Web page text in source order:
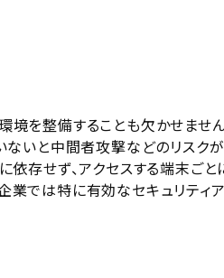
を整備することも欠かせません
ないと中間者攻撃などのリスク
依存せず、アクセスする端末ごと
業では特に有効なセキュリティ